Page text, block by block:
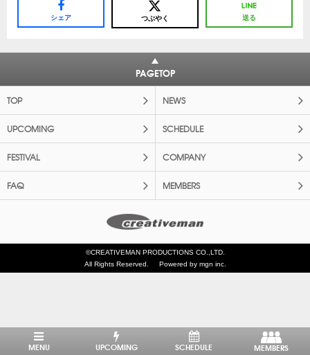
シェア つぶやく 送る
PAGETOP
TOP NEWS
UPCOMING SCHEDULE
FESTIVAL COMPANY
FAQ MEMBERS
©CREATIVEMAN PRODUCTIONS CO.,LTD.
All Rights Reserved.
Powered by mgn inc.
MENU UPCOMING SCHEDULE MEMBERS